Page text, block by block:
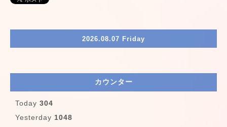
2026.08.07 Friday
カウンター
Today 304
Yesterday 1048